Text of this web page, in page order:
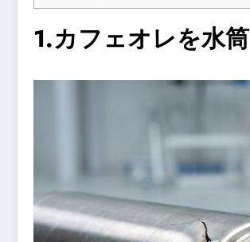
1.カフェオレを水